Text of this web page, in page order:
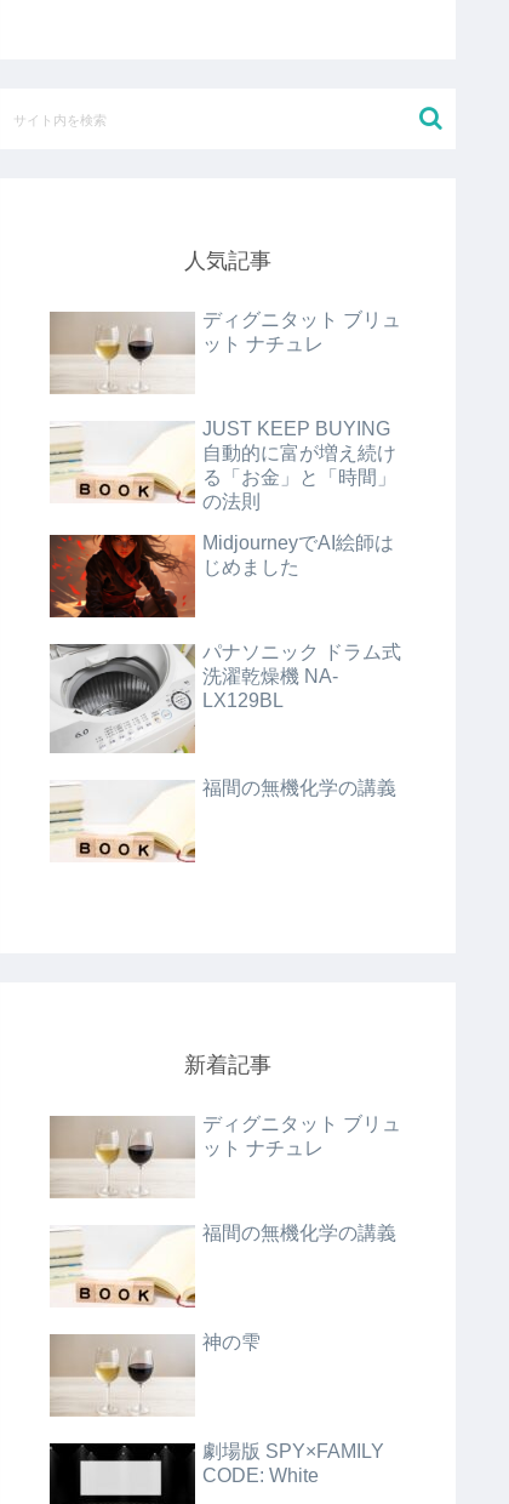
人気記事
ディグニタット ブリュ
ット ナチュレ
JUST KEEP BUYING
自動的に富が増え続け
る「お金」と「時間」
の法則
MidjourneyでAI絵師は
じめました
パナソニック ドラム式
洗濯乾燥機 NA-
LX129BL
福間の無機化学の講義
新着記事
ディグニタット ブリュ
ット ナチュレ
福間の無機化学の講義
神の雫
劇場版 SPY×FAMILY
CODE: White